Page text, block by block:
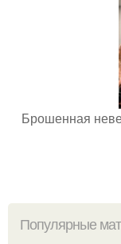
Брошенная
Популярные